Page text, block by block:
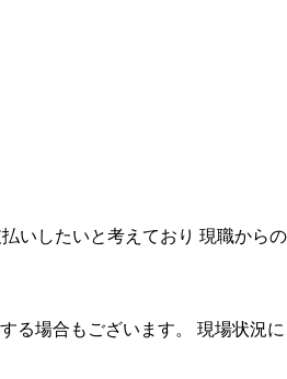
いしたいと考えており 現職から
場合もございます。 現場状況